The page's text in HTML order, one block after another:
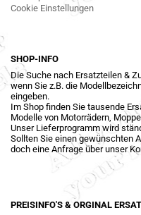
Cookie Einstellungen
SHOP-INFO
Die Suche nach Ersatzteilen &
wenn Sie z.B. die
eingeben.
Im Shop finden Sie tausende
Modelle von Motorrädern,
Unser Lieferprogramm wird
Sollten Sie einen gewünschten
doch eine Anfrage über unser
PREISINFO'S & ORGINAL